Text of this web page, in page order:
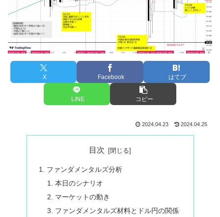
X Facebook はてブ
LINE コピー
2024.04.23 2024.04.25
目次
ファンダメンタルズ分析
本日のシナリオ
マーケットの動き
ファンダメンタルズ材料とドル円の関係